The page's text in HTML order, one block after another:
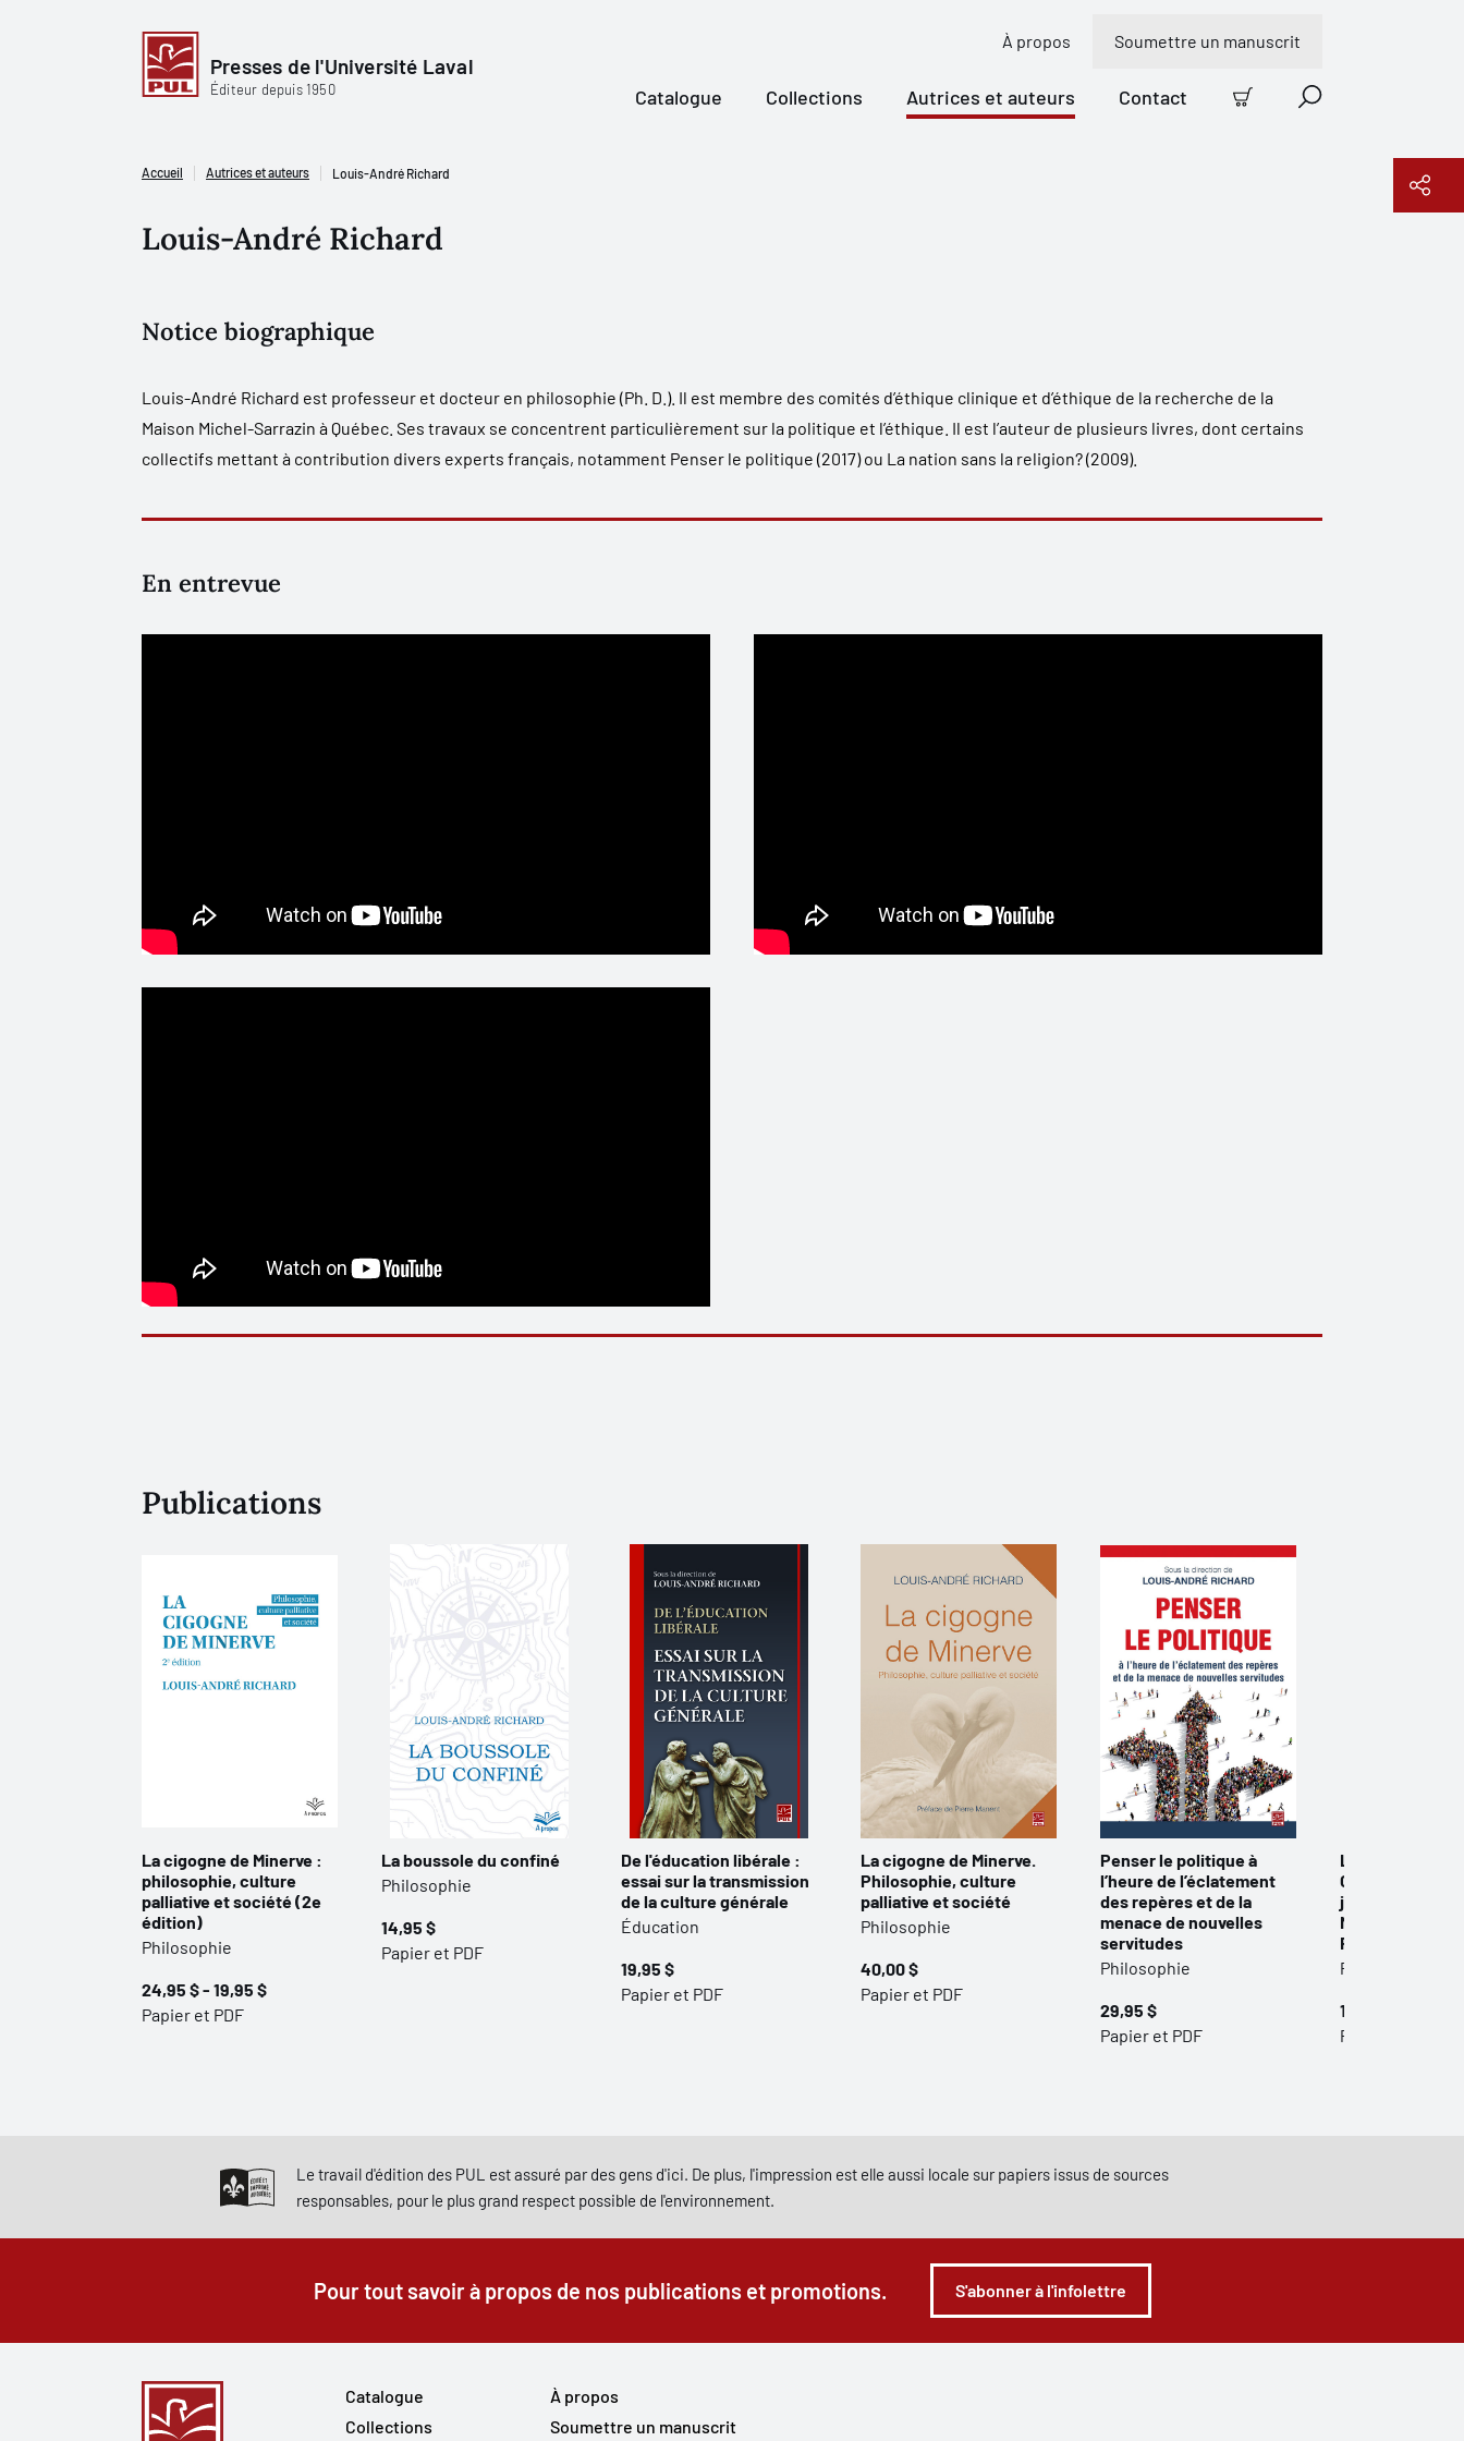
Presses de l'Université Laval
Éditeur depuis 1950
À propos Soumettre un manuscrit
Catalogue Collections Autrices et auteurs Contact
Panier Recherche
Accueil Autrices et auteurs Louis-André Richard
Louis-André Richard
Notice biographique
Louis-André Richard est professeur et docteur en philosophie (Ph. D.). Il est membre des comités d’éthique clinique et d’éthique de la recherche de la
Maison Michel-Sarrazin à Québec. Ses travaux se concentrent particulièrement sur la politique et l’éthique. Il est l’auteur de plusieurs livres, dont certains
collectifs mettant à contribution divers experts français, notamment Penser le politique (2017) ou La nation sans la religion?(2009).
En entrevue
Publications
La cigogne de Minerve :
philosophie, culture
palliative et société (2e
édition)
Philosophie
24,95 $ - 19,95 $
Papier et PDF
La boussole du confiné
Philosophie
14,95 $
Papier et PDF
De l'éducation libérale :
essai sur la transmission
de la culture générale
Éducation
19,95 $
Papier et PDF
La cigogne de Minerve.
Philosophie, culture
palliative et société
Philosophie
40,00 $
Papier et PDF
Penser le politique à
l’heure de l’éclatement
des repères et de la
menace de nouvelles
servitudes
Philosophie
29,95 $
Papier et PDF
La cité et ses
Construire une
juste : un
Mathieu Bock-
Roch Bolduc
Philosophie
19,00 $ - 16,00 $
Papier et PDF
Le travail d'édition des PUL est assuré par des gens d'ici. De plus, l'impression est elle aussi locale sur papiers issus de sources
responsables, pour le plus grand respect possible de l'environnement.
Pour tout savoir à propos de nos publications et promotions. S'abonner à l'infolettre
Catalogue
Collections
À propos
Soumettre un manuscrit